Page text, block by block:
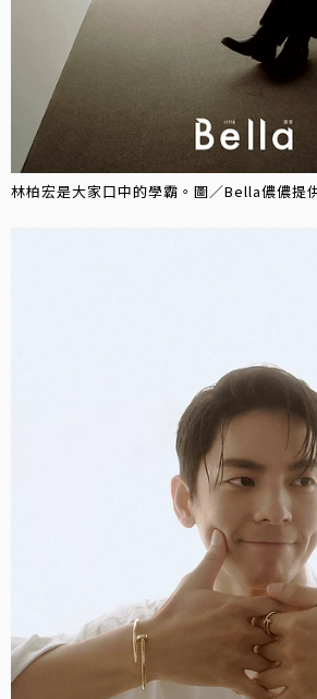
林柏宏是大家口中的學霸。圖／Bella儂儂提